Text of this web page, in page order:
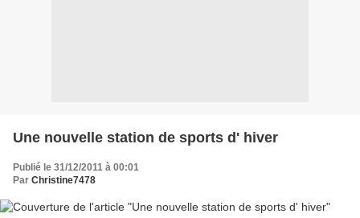
Une nouvelle station de sports d' hiver
Publié le 31/12/2011 à 00:01
Par Christine7478